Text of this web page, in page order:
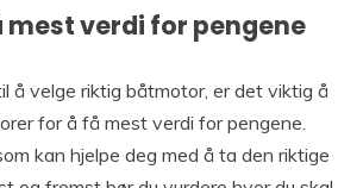
mest verdi for pengene
å velge riktig båtmotor, er det viktig å
for å få mest verdi for pengene.
kan hjelpe deg med å ta den riktige